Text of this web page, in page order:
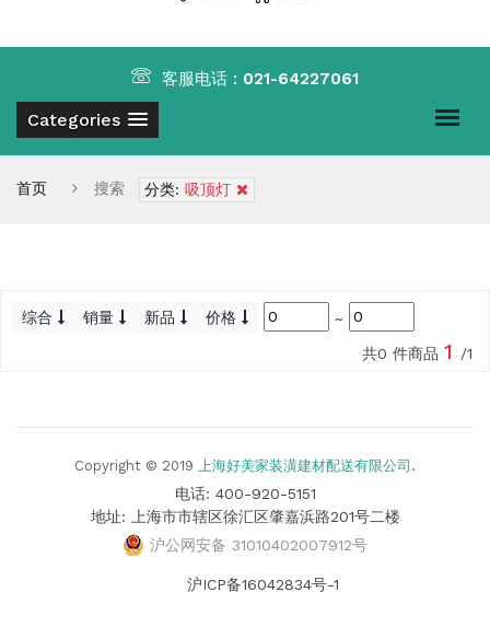
Categories
客服电话 : 021-64227061
首页 搜索 分类: 吸顶灯
综合 销量 新品 价格
~
共0 件商品 1 /1
Copyright © 2019 上海好美家装潢建材配送有限公司 .
电话: 400-920-5151
地址: 上海市市辖区徐汇区肇嘉浜路201号二楼
沪公网安备 31010402007912号
沪ICP备16042834号-1